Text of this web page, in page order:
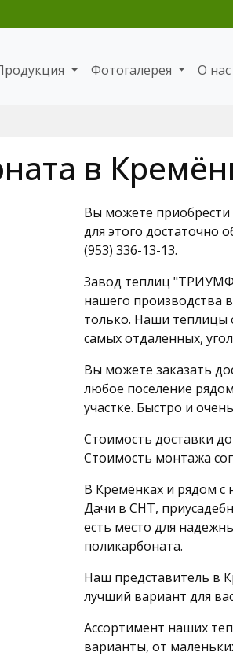
Фотогалерея О нас
в
Вы можете приобрести
для этого достаточно
(953) 336-13-13.
Завод теплиц
нашего производства
только. Наши теплицы
самых отдаленных,
Вы можете заказать
любое поселение
участке. Быстро и
Стоимость доставки
Стоимость монтажа
В Кремёнках и рядом с
Дачи в СНТ,
есть место для
поликарбоната.
Наш представитель в
лучший вариант для
Ассортимент наших
варианты, от